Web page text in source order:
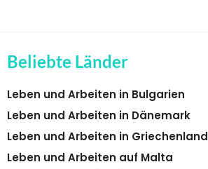
Beliebte Länder
Leben und Arbeiten in Bulgarien
Leben und Arbeiten in Dänemark
Leben und Arbeiten in Griechenland
Leben und Arbeiten auf Malta